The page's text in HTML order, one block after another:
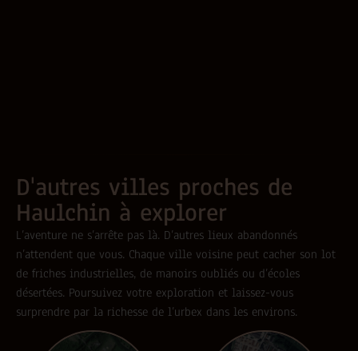
D'autres villes proches de
Haulchin à explorer
L’aventure ne s’arrête pas là. D’autres lieux abandonnés
n’attendent que vous. Chaque ville voisine peut cacher son lot
de friches industrielles, de manoirs oubliés ou d’écoles
désertées. Poursuivez votre exploration et laissez-vous
surprendre par la richesse de l’urbex dans les environs.